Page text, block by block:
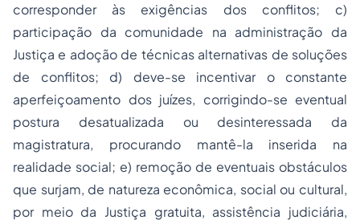
corresponder às exigências dos conflitos; c)
participação da comunidade na administração da
Justiça e adoção de técnicas alternativas de soluções
de conflitos; d) deve-se incentivar o constante
aperfeiçoamento dos juízes, corrigindo-se eventual
postura desatualizada ou desinteressada da
magistratura, procurando mantê-la inserida na
realidade social; e) remoção de eventuais obstáculos
que surjam, de natureza econômica, social ou cultural,
por meio da Justiça gratuita, assistência judiciária,